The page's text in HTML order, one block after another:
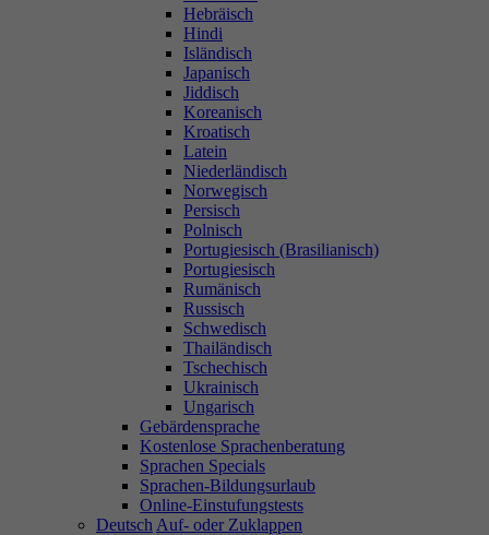
Hebräisch
Hindi
Isländisch
Japanisch
Jiddisch
Koreanisch
Kroatisch
Latein
Niederländisch
Norwegisch
Persisch
Polnisch
Portugiesisch (Brasilianisch)
Portugiesisch
Rumänisch
Russisch
Schwedisch
Thailändisch
Tschechisch
Ukrainisch
Ungarisch
Gebärdensprache
Kostenlose Sprachenberatung
Sprachen Specials
Sprachen-Bildungsurlaub
Online-Einstufungstests
Deutsch Auf- oder Zuklappen